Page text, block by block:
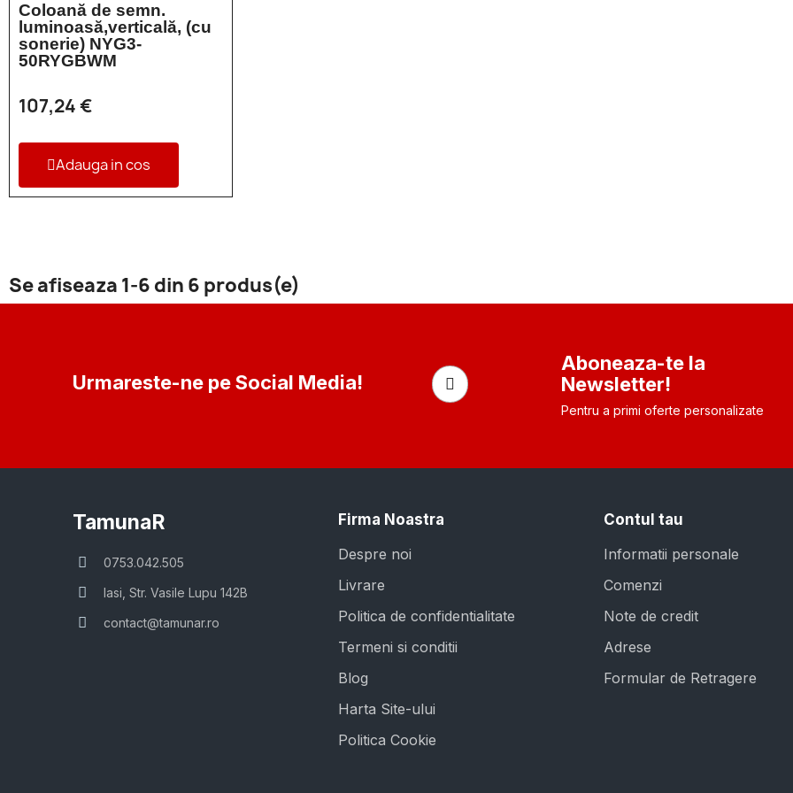
Coloană de semn.
luminoasă,verticală, (cu
sonerie) NYG3-
50RYGBWM
107,24 €
Adauga in cos
Se afiseaza 1-6 din 6 produs(e)
Urmareste-ne pe Social Media!
Aboneaza-te la
Newsletter!
Pentru a primi oferte personalizate
TamunaR
0753.042.505
Iasi, Str. Vasile Lupu 142B
contact@tamunar.ro
Firma Noastra
Despre noi
Livrare
Politica de confidentialitate
Termeni si conditii
Blog
Harta Site-ului
Politica Cookie
Contul tau
Informatii personale
Comenzi
Note de credit
Adrese
Formular de Retragere